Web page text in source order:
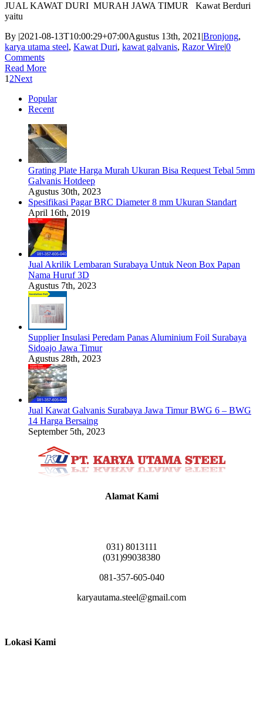
JUAL KAWAT DURI MURAH JAWA TIMUR Kawat Berduri
yaitu
By |2021-08-13T10:00:29+07:00Agustus 13th, 2021 |Bronjong,
karya utama steel, Kawat Duri, kawat galvanis, Razor Wire|0
Comments
Read More
1 2Next
Popular
Recent
Grating Plate Harga Murah Ukuran Bisa Request Tebal 5mm
Galvanis Hotdeep
Agustus 30th, 2023
Spesifikasi Pagar BRC Diameter 8 mm Ukuran Standart
April 16th, 2019
Jual Akrilik Lembaran Surabaya Untuk Neon Box Papan
Nama Huruf 3D
Agustus 7th, 2023
Supplier Insulasi Peredam Panas Aluminium Foil Surabaya
Sidoajo Jawa Timur
Agustus 28th, 2023
Jual Kawat Galvanis Surabaya Jawa Timur BWG 6 – BWG
14 Harga Bersaing
September 5th, 2023
Alamat Kami
031) 8013111
(031)99038380
081-357-605-040
karyautama.steel@gmail.com
Lokasi Kami